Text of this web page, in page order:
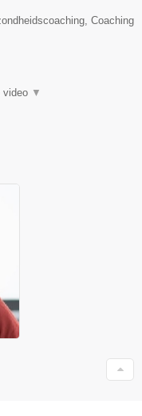
Coaching
video ▼